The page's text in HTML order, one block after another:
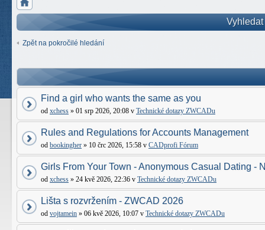
Zpět na pokročilé hledání
Find a girl who wants the same as you
od xchess » 01 srp 2026, 20:08 v Technické dotazy ZWCADu
Rules and Regulations for Accounts Management
od bookingher » 10 črc 2026, 15:58 v CADprofi Fórum
Girls From Your Town - Anonymous Casual Dating -
od xchess » 24 kvě 2026, 22:36 v Technické dotazy ZWCADu
Lišta s rozvržením - ZWCAD 2026
od vojtamein » 06 kvě 2026, 10:07 v Technické dotazy ZWCADu